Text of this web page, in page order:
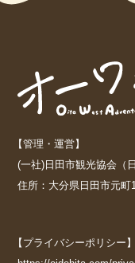
【管理・運営】
(一社)日田市観光協会（
住所：大分県日田市元町
【プライバシーポリシー】